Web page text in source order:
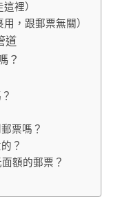
裡）
，跟郵票無關）
道
？
票嗎？
？
額的郵票？